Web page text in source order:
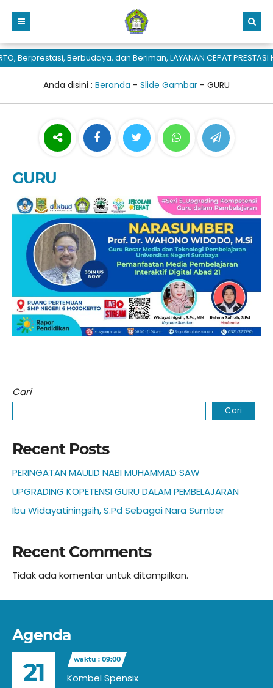
Berprestasi, Berbudaya, dan Beriman, LAYANAN CEPAT PRESTASI
Anda disini : Beranda - Slide Gambar - GURU
GURU
Cari
Cari
Recent Posts
PERINGATAN MAULID NABI MUHAMMAD SAW
UPGRADING KOPETENSI GURU DALAM PEMBELAJARAN
Ibu Widayatiningsih, S.Pd Sebagai Nara Sumber
Recent Comments
Tidak ada komentar untuk ditampilkan.
Agenda
21 waktu : 09:00
Kombel Spensix